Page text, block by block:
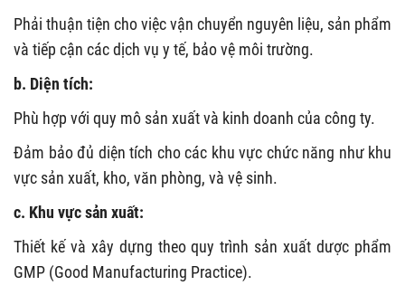
Phải thuận tiện cho việc vận chuyển nguyên liệu, sản phẩm
và tiếp cận các dịch vụ y tế, bảo vệ môi trường.
b. Diện tích:
Phù hợp với quy mô sản xuất và kinh doanh của công ty.
Đảm bảo đủ diện tích cho các khu vực chức năng như khu
vực sản xuất, kho, văn phòng, và vệ sinh.
c. Khu vực sản xuất:
Thiết kế và xây dựng theo quy trình sản xuất dược phẩm
GMP (Good Manufacturing Practice).